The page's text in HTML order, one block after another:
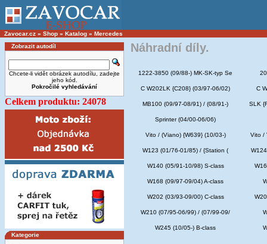
Zavocar.cz » Shop » Katalog » Mercedes
Zobrazit autodíl
Chcete-li vidět obrázek autodílu, zadejte
jeho kód.
Pokročilé vyhledávání
Celkem produktu: 24078
Kategorie
Náhradní díly.
1222-3850 (09/88-) MK-SK-typ Se
C W202LK {C208} (03/97-06/02) C
MB100 (09/97-08/91) / (08/91-) SLK
Sprinter (04/00-06/06)
Vito / (Viano) {W639} (10/03-) Vito /
W123 (01/76-01/85) / {Station (
W140 (05/91-10/98) S-class
W168 (09/97-09/04) A-class
W202 (03/93-09/00) C-class
W210 (07/95-06/99) / (07/99-09/
W245 (10/05-) B-class